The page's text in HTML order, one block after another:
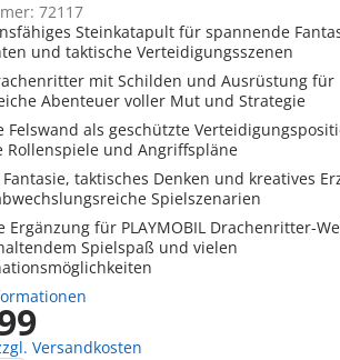
72117
Steinkatapult für spannende
und taktische Verteidigungsszenen
mit Schilden und Ausrüstung für
Abenteuer voller Mut und Strategie
Felswand als geschützte
Rollenspiele und Angriffspläne
taktisches Denken und kreatives
Spielszenarien
Ergänzung für PLAYMOBIL Drachenritter-
Spielspaß und vielen
Versandkosten